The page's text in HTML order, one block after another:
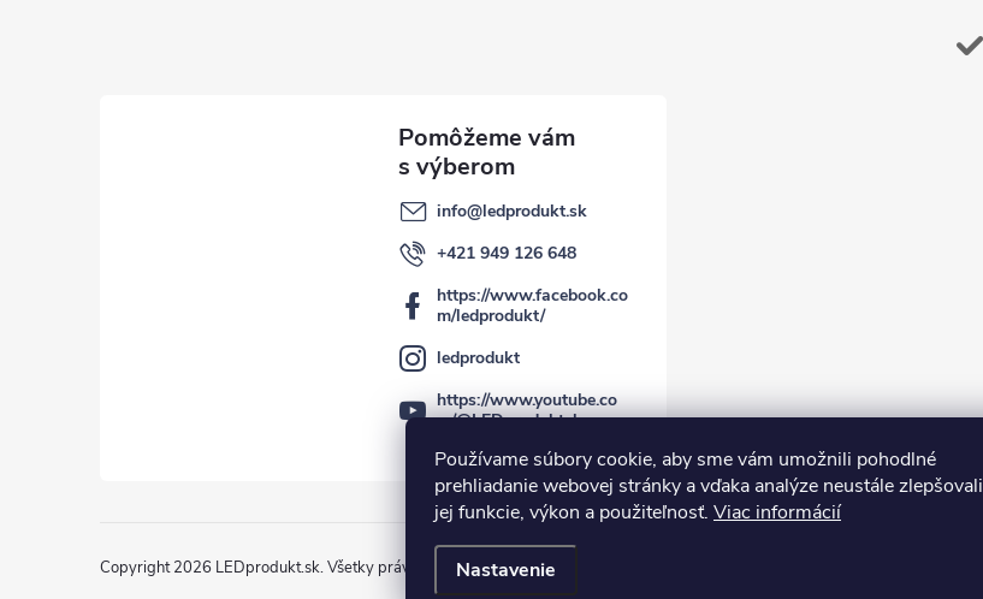
Používame súbory cookie, aby sme vám umožnili pohodlné
prehliadanie webovej stránky a vďaka analýze neustále zlepšovali
jej funkcie, výkon a použiteľnosť. Viac informácií
Nastavenie
info@ledprodukt.sk
+421 949 126 648
https://www.facebook.co
m/ledprodukt/
ledprodukt
https://www.youtube.co
m/@LEDproduktsk
Copyright 2026 LEDprodukt.sk. Všetky práva vyhradené.